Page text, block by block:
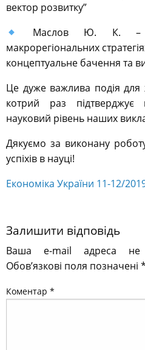
вектор розвитку”
Маслов Ю. К. –
макрорегіональних
концептуальне бачення та
Це дуже важлива подія для
котрий раз підтверджує
науковий рівень наших
Дякуємо за виконану
успіхів в науці!
Економіка України 11-12/
Залишити відповідь
Ваша e-mail адреса не
Обов’язкові поля позначені *
Коментар *